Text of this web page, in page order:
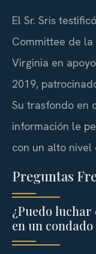
El Sr. Sris
Committee de
Virginia en
2019,
Su trasfondo en
información le
con un alto
Preguntas
¿Puedo
en un condado